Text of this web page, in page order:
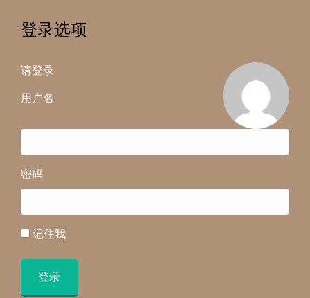
登录选项
请登录
用户名
密码
记住我